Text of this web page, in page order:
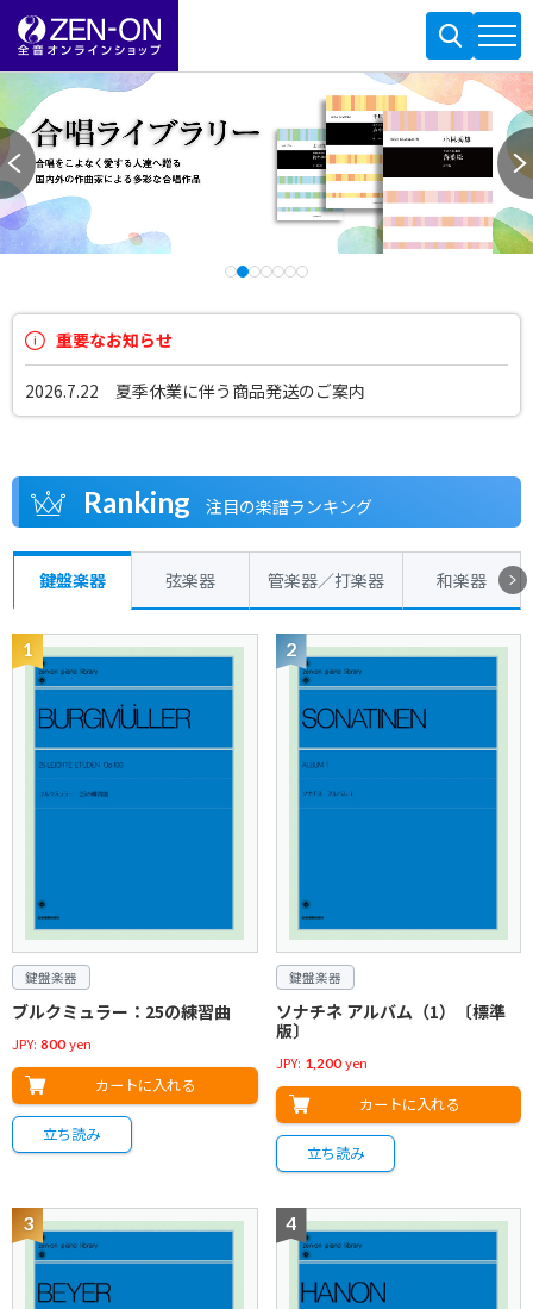
重要なお知らせ
2026.7.22 夏季休業に伴う商品発送のご案内
Ranking 注目の楽譜ランキング
鍵盤楽器 弦楽器 管楽器／打楽器 和楽器
鍵盤楽器
ブルクミュラー：25の練習曲
JPY: 800 yen
カートに入れる
立ち読み
鍵盤楽器
ソナチネ アルバム（1）〔標準
版〕
JPY: 1,200yen
カートに入れる
立ち読み